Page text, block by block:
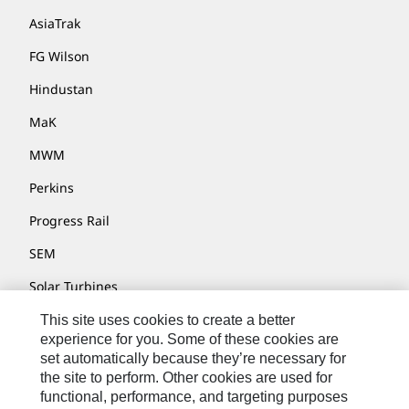
AsiaTrak
FG Wilson
Hindustan
MaK
MWM
Perkins
Progress Rail
SEM
Solar Turbines
SPM Oil & Gas
Turner Powertrain Systems
This site uses cookies to create a better
experience for you. Some of these cookies are
set automatically because they’re necessary for
the site to perform. Other cookies are used for
functional, performance, and targeting purposes